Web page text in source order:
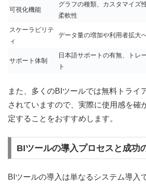
可視化機能
グラフの種類、カスタマイズ
柔軟性
スケーラビリテ
ィ
データ量の増加や利用者拡大
サポート体制
日本語サポートの有無、トレ
ト
また、多くのBIツールでは無料トライ
されていますので、実際に使用感を確
定することをおすすめします。
BIツールの導入プロセスと成功
BIツールの導入は単なるシステム導入